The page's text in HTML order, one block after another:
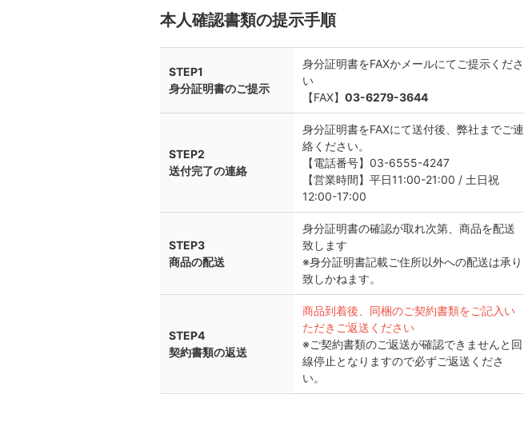
本人確認書類の提示手順
STEP1
身分証明書のご提示
身分証明書をFAXかメールにてご提示くださ
い
【FAX】 03-6279-3644
STEP2
送付完了の連絡
身分証明書をFAXにて送付後、弊社までご連
絡ください。
【電話番号】03-6555-4247
【営業時間】平日11:00-21:00 / 土日祝
12:00-17:00
STEP3
商品の配送
身分証明書の確認が取れ次第、商品を配送
致します
※身分証明書記載ご住所以外への配送は承り
致しかねます。
STEP4
契約書類の返送
商品到着後、同梱のご契約書類をご記入い
ただきご返送ください
※ご契約書類のご返送が確認できませんと回
線停止となりますので必ずご返送くださ
い。